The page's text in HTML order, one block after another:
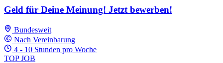
Geld für Deine Meinung! Jetzt bewerben!
Bundesweit
Nach Vereinbarung
4 - 10 Stunden pro Woche
TOP JOB